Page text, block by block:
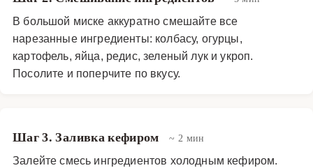
В большой миске аккуратно смешайте все
нарезанные ингредиенты: колбасу, огурцы,
картофель, яйца, редис, зеленый лук и укроп.
Посолите и поперчите по вкусу.
Шаг 3. Заливка кефиром ~ 2 мин
Залейте смесь ингредиентов холодным кефиром.